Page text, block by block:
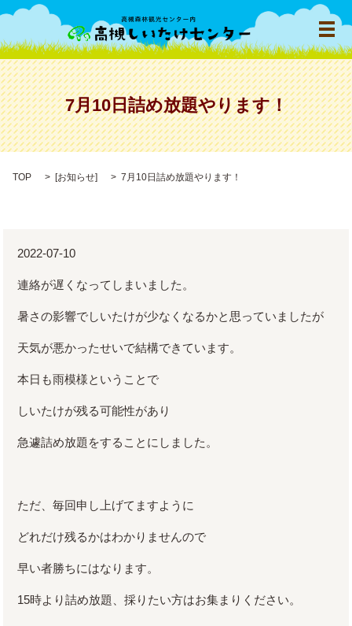
メ
7月10日詰め放題やります！
TOP [お知らせ] 7月10日詰め放題やります！
2022-07-10
連絡が遅くなってしまいました。
暑さの影響でしいたけが少なくなるかと思っていましたが
天気が悪かったせいで結構できています。
本日も雨模様ということで
しいたけが残る可能性があり
急遽詰め放題をすることにしました。
ただ、毎回申し上げてますように
どれだけ残るかはわかりませんので
早い者勝ちにはなります。
15時より詰め放題、採りたい方はお集まりください。